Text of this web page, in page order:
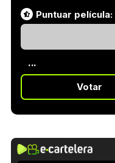
Puntuar película:
...
Votar